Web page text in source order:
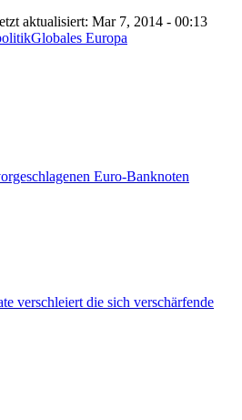
aktualisiert: Mar 7, 2014 - 00:13
Globales Europa
Euro-Banknoten
verschleiert die sich verschärfende